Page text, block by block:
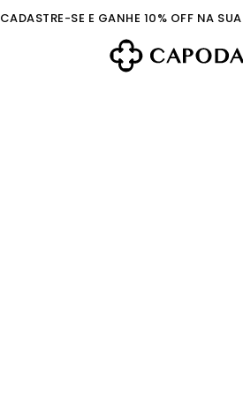
CADASTRE-SE E GANHE 10% OFF NA